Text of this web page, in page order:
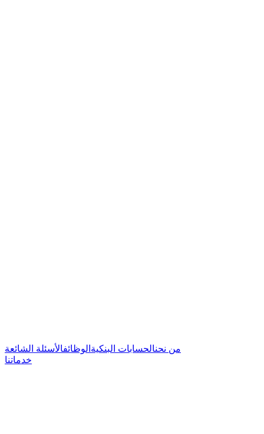
من نحنالحسابات البنكية الوظائفالأسئلة الشائعة
خدماتنا